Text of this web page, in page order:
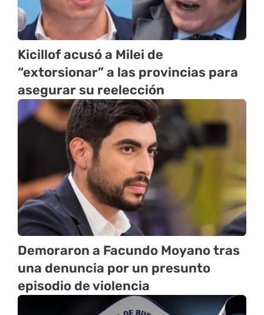
Kicillof acusó a Milei de
“extorsionar” a las provincias para
asegurar su reelección
Demoraron a Facundo Moyano tras
una denuncia por un presunto
episodio de violencia